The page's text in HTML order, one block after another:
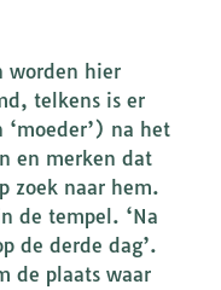
worden hier
telkens is er
‘moeder’) na het
en merken dat
zoek naar hem.
de tempel. ‘Na
de derde dag’.
de plaats waar